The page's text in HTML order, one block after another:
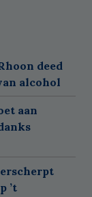
deed
alcohol
aan
’t